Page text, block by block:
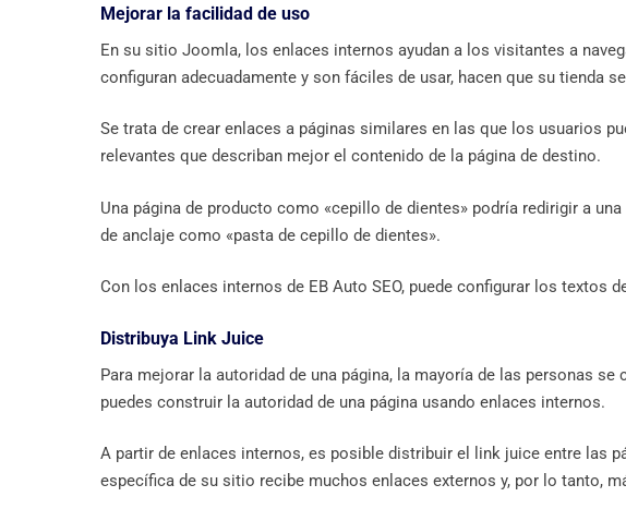
Mejorar la facilidad de uso
En su sitio Joomla, los enlaces internos ayudan a los visitantes a
configuran adecuadamente y son fáciles de usar, hacen que su tienda
Se trata de crear enlaces a páginas similares en las que los usuarios
relevantes que describan mejor el contenido de la página de destino.
Una página de producto como «cepillo de dientes» podría redirigir a
de anclaje como «pasta de cepillo de dientes».
Con los enlaces internos de EB Auto SEO, puede configurar los textos
Distribuya Link Juice
Para mejorar la autoridad de una página, la mayoría de las personas
puedes construir la autoridad de una página usando enlaces internos.
A partir de enlaces internos, es posible distribuir el link juice entre las
específica de su sitio recibe muchos enlaces externos y, por lo tanto,